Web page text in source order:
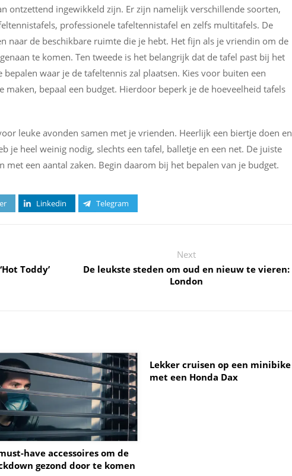
ontzettend ingewikkeld zijn. Er zijn namelijk verschillende soorten,
professionele tafeltennistafel en zelfs multitafels. De
naar de beschikbare ruimte die je hebt. Het fijn als je vriendin om de
te komen. Ten tweede is het belangrijk dat de tafel past bij het
waar je de tafeltennis zal plaatsen. Kies voor buiten een
bepaal een budget. Hierdoor beperk je de hoeveelheid tafels
leuke avonden samen met je vrienden. Heerlijk een biertje doen en
je heel weinig nodig, slechts een tafel, balletje en een net. De juiste
een aantal zaken. Begin daarom bij het bepalen van je budget.
Linkedin Telegram
Toddy’
Next
De leukste steden om oud en nieuw te vieren:
London
have accessoires om de
gezond door te komen
Lekker cruisen op een minibike
met een Honda Dax